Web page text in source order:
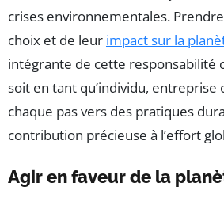
crises environnementales.
choix et de leur impact sur la
intégrante de cette responsabilité
soit en tant qu’individu, entreprise
chaque pas vers des pratiques
contribution précieuse à l’effort
Agir en faveur de la